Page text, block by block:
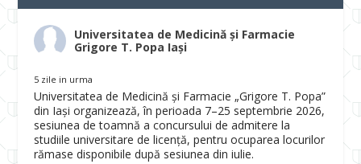
Universitatea de Medicină și Farmacie
Grigore T. Popa Iași
5 zile in urma
Universitatea de Medicină și Farmacie „Grigore T. Popa”
din Iași organizează, în perioada 7–25 septembrie 2026,
sesiunea de toamnă a concursului de admitere la
studiile universitare de licență, pentru ocuparea locurilor
rămase disponibile după sesiunea din iulie.